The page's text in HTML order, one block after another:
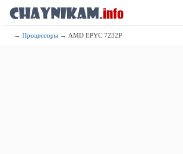
→Процессоры → AMD EPYC 7232P